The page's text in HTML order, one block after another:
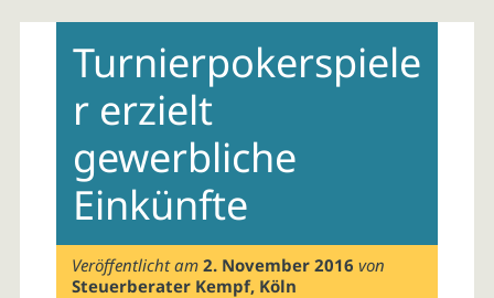
contentTurnierpokerspiele
r erzielt
gewerbliche
Einkünfte
Veröffentlicht am2. November 2016 von
Steuerberater Kempf, Köln